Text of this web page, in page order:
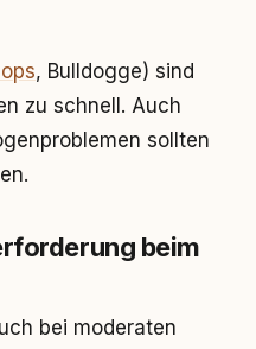
, Bulldogge) sind
zu schnell. Auch
sollten
beim
bei moderaten